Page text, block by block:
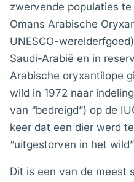
zwervende populaties
Omans Arabische
UNESCO-
Saudi-Arabië en in
Arabische oryxantilope
wild in 1972 naar
van “bedreigd”) op de
keer dat een dier werd
“uitgestorven in het
Dit is een van de meest